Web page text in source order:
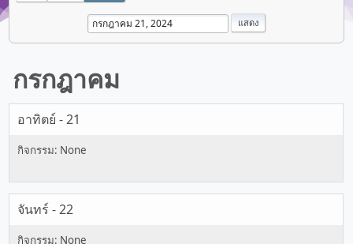
กรกฎาคม
อาทิตย์ - 21
จันทร์ - 22